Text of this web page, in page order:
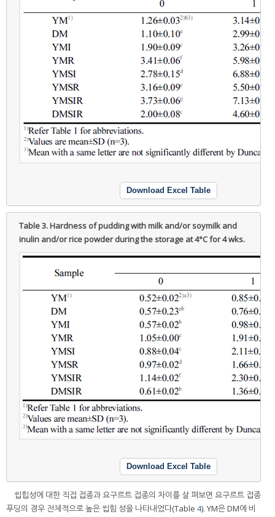
Download Excel Table
Table 3.Hardness of pudding with milk and/or soymilk and
inulin and/or rice powder during the storage at 4°C for 4 wks.
Download Excel Table
씹힙성에 대한 직접 접종과 요구르트 접종의 차이를 살 펴보면 요구르트 접종
푸딩의 경우 전체적으로 높은 씹힘 성을 나타내었다(Table 4). YM은 DM에 비